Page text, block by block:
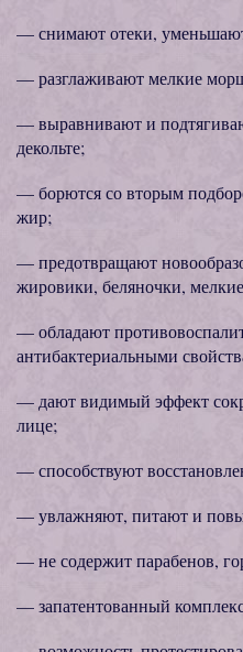
— снимают отеки,
— разглаживают мелкие
— выравнивают и
декольте;
— борются со вторым
жир;
— предотвращают
жировики, беляночки,
— обладают
антибактериальными
— дают видимый эффект
лице;
— способствуют
— увлажняют, питают и
— не содержит парабенов,
— запатентованный